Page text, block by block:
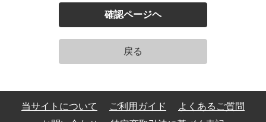
確認ページヘ
戻る
当サイトについて ご利用ガイド
よくあるご質問